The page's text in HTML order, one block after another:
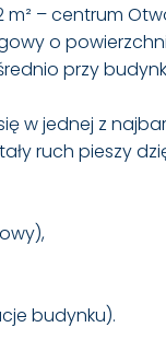
– centrum
o
przy
w jednej z
ruch pieszy
budynku).